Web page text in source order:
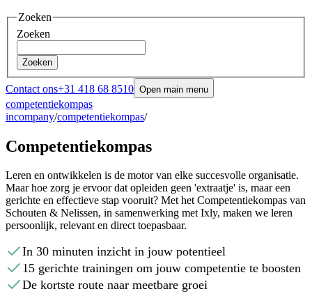
Zoeken
Zoeken
Zoeken
Contact ons+31 418 68 8510 Open main menu
competentiekompas
incompany/competentiekompas/
Competentiekompas
Leren en ontwikkelen is de motor van elke succesvolle organisatie.
Maar hoe zorg je ervoor dat opleiden geen 'extraatje' is, maar een
gerichte en effectieve stap vooruit? Met het Competentiekompas van
Schouten & Nelissen, in samenwerking met Ixly, maken we leren
persoonlijk, relevant en direct toepasbaar.
In 30 minuten inzicht in jouw potentieel
15 gerichte trainingen om jouw competentie te boosten
De kortste route naar meetbare groei